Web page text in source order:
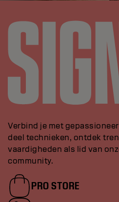
Verbind je met
deel technieken, ontdek
vaardigheden als lid van
community.
PRO STORE